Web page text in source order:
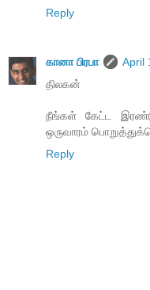
Reply
கானா பிரபா
April
திலகன்
நீங்கள் கேட்ட
ஒருவாரம்
Reply